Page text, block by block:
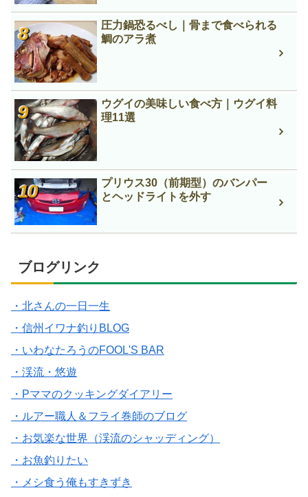
圧力鍋恐るべし｜骨まで食べられる
鯛のアラ煮
ウグイの美味しい食べ方｜ウグイ料
理11選
プリウス30（前期型）のバンパー
とヘッドライトを外す
ブログリンク
・北さんの一日一生
・信州イワナ釣りBLOG
・いわなたろうのFOOL'S BAR
・渓流・悠遊
・Pママのクッキングダイアリー
・ルアー職人＆フライ巻師のブログ
・お気楽な世界（渓流のシャッディング）
・お魚釣りたい
・メシ食う俺もすきずき